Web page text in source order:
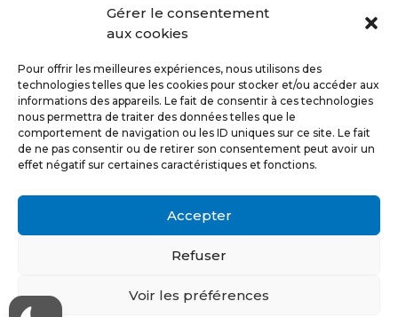
Gérer le consentement
aux cookies
Pour offrir les meilleures expériences, nous utilisons des
technologies telles que les cookies pour stocker et/ou accéder aux
informations des appareils. Le fait de consentir à ces technologies
nous permettra de traiter des données telles que le
comportement de navigation ou les ID uniques sur ce site. Le fait
de ne pas consentir ou de retirer son consentement peut avoir un
effet négatif sur certaines caractéristiques et fonctions.
Accepter
Refuser
Voir les préférences
albi@degriffmicro.com
16 Avenue de Garban 81990 Puygouzon
Suivez-nous
CONTACTEZ-NOUS
Conception et réalisation par l’agence web A New Story
Copyright © @lbi Degriff Micro